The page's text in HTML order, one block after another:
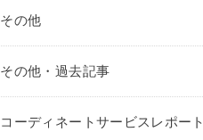
その他
その他・過去記事
コーディネートサービスレポート